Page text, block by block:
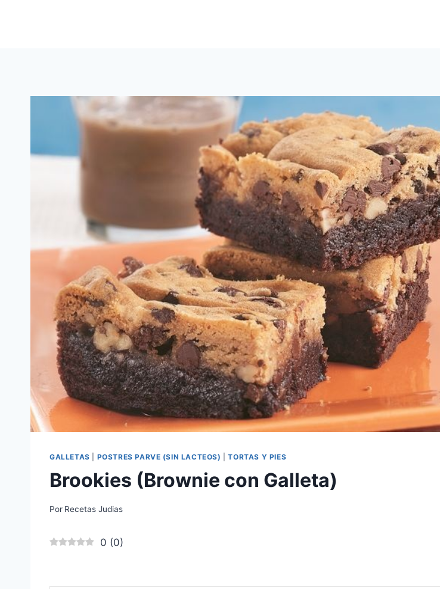
GALLETAS POSTRES PARVE (SIN LACTEOS) |TORTAS Y PIES
Brookies (Brownie con Galleta)
Por Recetas Judias
0 (0)